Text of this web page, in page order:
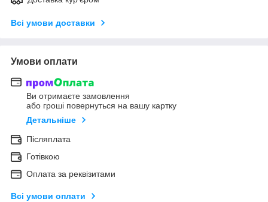
Всі умови доставки
Умови оплати
Ви отримаєте замовлення
або гроші повернуться на вашу картку
Детальніше
Післяплата
Готівкою
Оплата за реквізитами
Всі умови оплати